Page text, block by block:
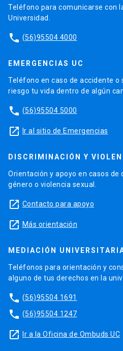
Teléfono para comunicarse con
Universidad.
phone (56)95504 4000
EMERGENCIAS UC
Teléfono en caso de accidente o
riesgo tu vida dentro de algún
phone (56)95504 5000
launch Ir al sitio de Emergencias
DISCRIMINACIÓN Y
Orientación y apoyo en casos de
género o violencia sexual.
launch Contacto para apoyo
launch Más orientación
MEDIACIÓN
Teléfonos para orientación y
alguno de tus derechos en la
phone (56)95504 1691
phone (56)95504 1247
launch Ir a la Oficina de Ombuds UC